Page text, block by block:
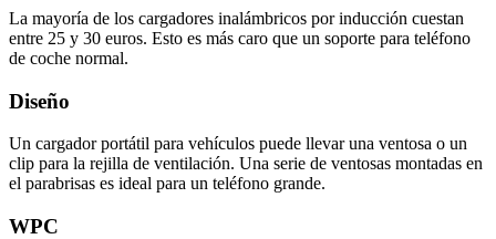
La mayoría de los cargadores inalámbricos por inducción cuestan
entre 25 y 30 euros. Esto es más caro que un soporte para teléfono
de coche normal.
Diseño
Un cargador portátil para vehículos puede llevar una ventosa o un
clip para la rejilla de ventilación. Una serie de ventosas montadas en
el parabrisas es ideal para un teléfono grande.
WPC